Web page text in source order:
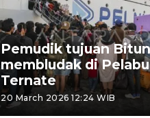
Pemudik tujuan
membludak di
Ternate
20 March 2026 12:24 WIB